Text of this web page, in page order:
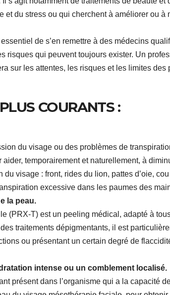
et du stress ou qui cherchent à améliorer ou à
de s’en remettre à des médecins
risques qui peuvent toujours exister. Un
sur les attentes, les risques et les limites des
COURANTS :
du visage ou des problèmes de
temporairement et naturellement, à
du visage : front, rides du lion, pattes d’oie,
excessive dans les paumes des
la peau.
(PRX-T) est un peeling médical, adapté à
traitements dépigmentants, il est
ou présentant un certain degré de
intense ou un comblement localisé.
présent dans l’organisme qui a la capacité